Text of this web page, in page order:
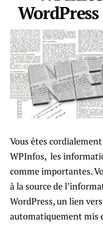
Vous êtes
WPInfos, les
comme importantes.
à la source de
WordPress, un lien
automatiquement mis